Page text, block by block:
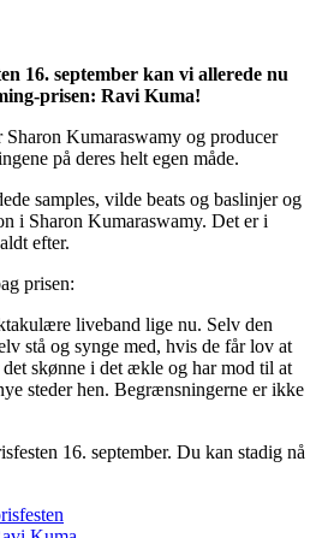
16. september kan vi allerede nu
prisen: Ravi Kuma!
Kumaraswamy og producer
på deres helt egen måde.
samples, vilde beats og baslinjer og
i Sharon Kumaraswamy. Det er i
efter.
prisen:
liveband lige nu. Selv den
stå og synge med, hvis de får lov at
skønne i det ækle og har mod til at
steder hen. Begrænsningerne er ikke
16. september. Du kan stadig nå